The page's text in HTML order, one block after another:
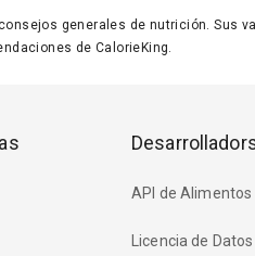
generales de nutrición. Sus
de CalorieKing.
API de Alimentos
Licencia de Datos